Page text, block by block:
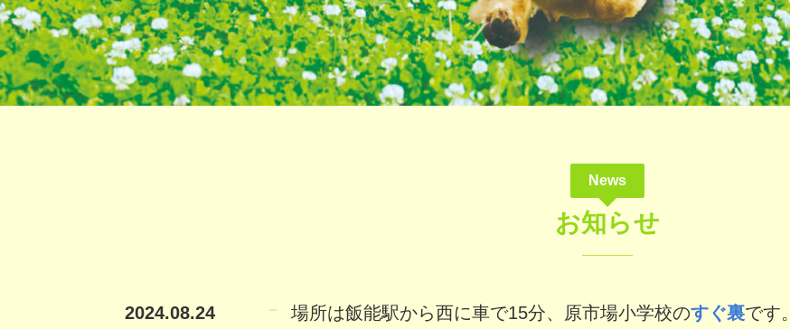
News
お知らせ
2024.08.24 場所は飯能駅から西に車で15分、原市場小学校のすぐ裏です。